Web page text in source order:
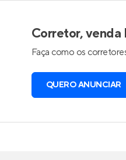
Corretor, venda
Faça como os
QUERO ANUNCIAR